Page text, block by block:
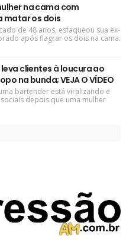
na cama com
matar os dois
de 48 anos, esfaqueou sua ex-
após flagrar os dois na cama.
clientes à loucura ao
na bunda; VEJA O VÍDEO
bartender está viralizando e
depois que uma mulher